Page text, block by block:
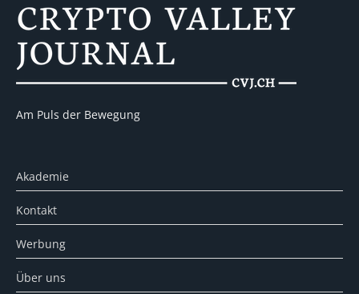
Am Puls der Bewegung
Akademie
Kontakt
Werbung
Über uns